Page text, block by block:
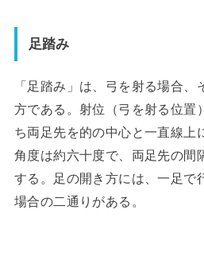
足踏み
「足踏み」は、弓を射る場合
方である。射位（弓を射る位置
ち両足先を的の中心と一直線上
角度は約六十度で、両足先の間
する。足の開き方には、一足で
場合の二通りがある。